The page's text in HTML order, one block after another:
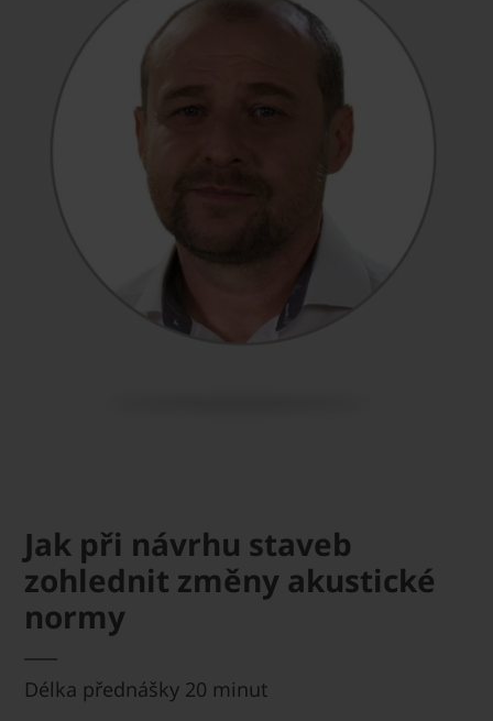
Jak při návrhu staveb
zohlednit změny akustické
normy
Délka přednášky 20 minut